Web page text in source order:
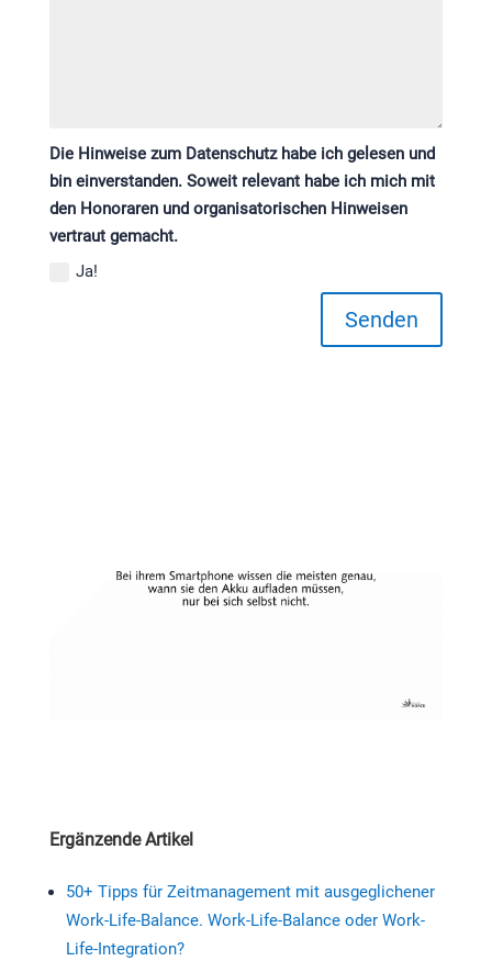
Die Hinweise zum Datenschutz habe ich gelesen und
bin einverstanden. Soweit relevant habe ich mich mit
den Honoraren und organisatorischen Hinweisen
vertraut gemacht.
Ja!
Senden
Ergänzende Artikel
50+ Tipps für Zeitmanagement mit ausgeglichener
Work-Life-Balance. Work-Life-Balance oder Work-
Life-Integration?